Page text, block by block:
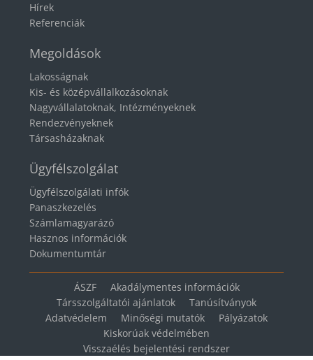
Hírek
Referenciák
Megoldások
Lakosságnak
Kis- és középvállalkozásoknak
Nagyvállalatoknak, Intézményeknek
Rendezvényeknek
Társasházaknak
Ügyfélszolgálat
Ügyfélszolgálati infók
Panaszkezelés
Számlamagyarázó
Hasznos információk
Dokumentumtár
ÁSZF
Akadálymentes információk
Társszolgáltatói ajánlatok
Tanúsítványok
Adatvédelem
Minőségi mutatók
Pályázatok
Kiskorúak védelmében
Visszaélés bejelentési rendszer